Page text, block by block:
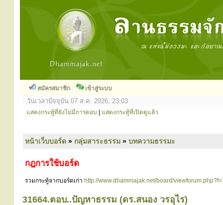
สมัครสมาชิก เข้าสู่ระบบ
วันเวลาปัจจุบัน 07 ส.ค. 2026, 23:03
แสดงกระทู้ที่ยังไม่มีการตอบ แสดงกระทู้ที่เปิดดูแล้ว
หน้าเว็บบอร์ด » กลุ่มสาระธรรม » บทความธรรมะ
กฎการใช้บอร์ด
รวมกระทู้จากบอร์ดเก่า http://www.dhammajak.net/board/
31664.ตอบ..ปัญหาธรรม (ดร.สนอง วรอุไร)